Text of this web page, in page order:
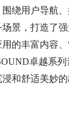
绕用户导航
景，打造了
的丰富内容
卓越系
和舒适美妙的